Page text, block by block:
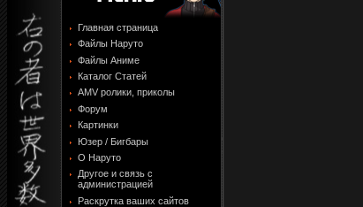
Главная страница
Файлы Наруто
Файлы Аниме
Каталог Статей
AMV ролики, приколы
Форум
Картинки
Юзер / Бигбары
О Наруто
Другое и связь с
администрацией
Раскрутка ваших сайтов